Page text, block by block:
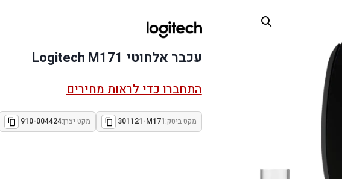
עכבר אלחוטי Logitech M171
התחברו כדי לראות מחירים
מקט ביטק:301121-M171 מקט יצרן:910-004424